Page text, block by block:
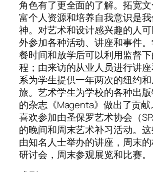
角色有了更全面的了解。拓宽
富个人资源和培养自我意识是
神。对艺术和设计感兴趣的人
外参加各种活动、讲座和事件
餐时间和放学后可以利用监督
程；由来访的从业人员进行讲
系为学生提供一年两次的纽约
旅。艺术学生为学校的各种出
的杂志《Magenta》做出了贡
喜欢参加由圣保罗艺术协会（
的晚间和周末艺术补习活动。
由知名人士举办的讲座，周末
研讨会，周末参观展览和比赛。